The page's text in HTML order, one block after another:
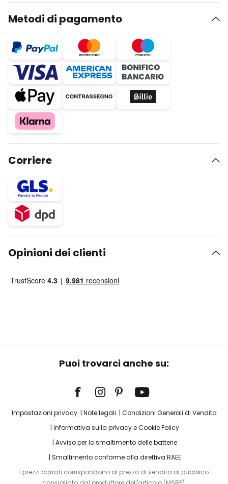
Metodi di pagamento
Corriere
Opinioni dei clienti
Puoi trovarci anche su:
Impostazioni privacy Note legali
Condizioni Generali di Vendita
Informativa sulla privacy e Cookie Policy
Avviso per lo smaltimento delle batterie
Smaltimento conforme alla direttiva RAEE
I prezzi barrati corrispondono al prezzo di vendita al pubblico